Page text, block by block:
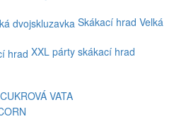
Skákací hrad Velká
XXL párty skákací hrad
CUKROVÁ VATA